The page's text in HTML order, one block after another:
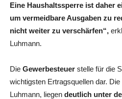
Eine Haushaltssperre ist daher
um vermeidbare Ausgaben zu
nicht weiter zu verschärfen“,
Luhmann.
Die Gewerbesteuer stelle für die
wichtigsten Ertragsquellen dar.
Luhmann, liegen deutlich unter